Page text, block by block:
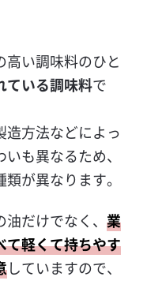
い調味料のひと
ている調味料で
造方法などによっ
も異なるため、
が異なります。
油だけでなく、業
て軽くて持ちやす
していますので、